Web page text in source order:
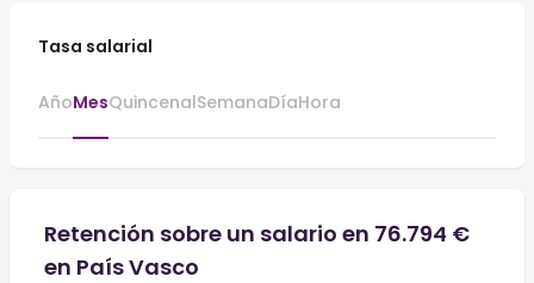
Tasa salarial
AñoMesQuincenalSemanaDíaHora
Retención sobre un salario en 76.794 €
en País Vasco